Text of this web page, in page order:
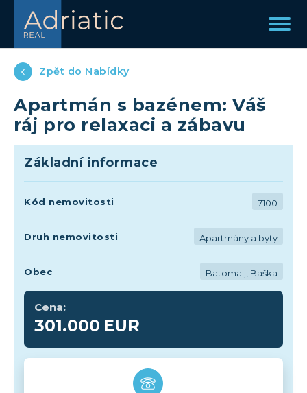
Zpět do Nabídky
Apartmán s bazénem: Váš
ráj pro relaxaci a zábavu
Základní informace
Kód nemovitosti 7100
Druh nemovitosti Apartmány a byty
Obec Batomalj, Baška
Cena:
301.000 EUR